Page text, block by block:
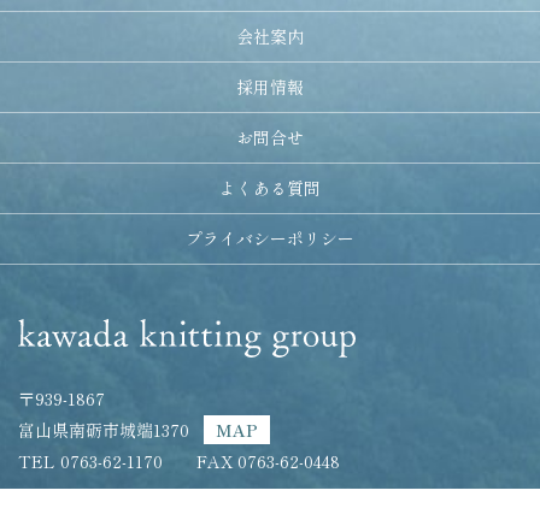
〒939-1867
富山県南砺市城端1370
MAP
TEL 0763-62-1170
FAX 0763-62-0448
会社案内
採用情報
お問合せ
よくある質問
プライバシーポリシー